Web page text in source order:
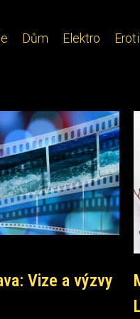
Dům Elektro
Vize a výzvy